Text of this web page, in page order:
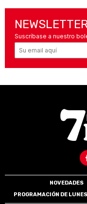
Suscríbase a nuestro
NOVEDADES
PROGRAMACIÓN DE